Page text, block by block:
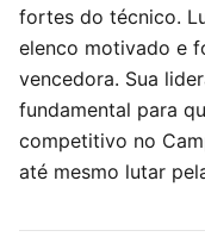
fortes do técnico.
elenco motivado e
vencedora. Sua
fundamental para
competitivo no
até mesmo lutar